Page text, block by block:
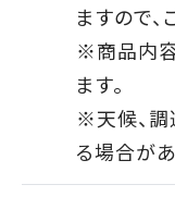
ますので、
※商品内
ます。
※天候、調
る場合があ